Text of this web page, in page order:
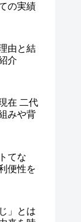
の実績
由と結
介
在 二代
みや背
てな
便性を
」とは